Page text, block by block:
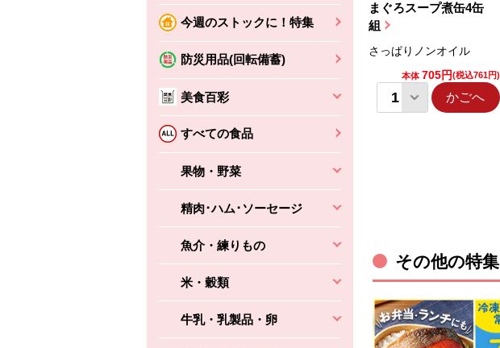
今週のストックに！特集
防災用品(回転備蓄)
美食百彩
すべての食品
果物・野菜
精肉･ハム･ソーセージ
魚介・練りもの
米・穀類
牛乳・乳製品・卵
まぐろスープ煮缶4缶
組
さっぱりノンオイル
本体 705円(税込761円)
かごへ
ちょこっと揚げ（香
えびの風味がぶわっ！
かごへ
バルサミコ
本体2,160円 (税込2,333円)
かごへ
その他の特集